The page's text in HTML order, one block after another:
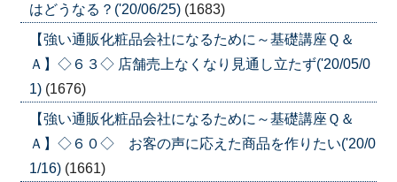
はどうなる？('20/06/25) (1683)
【強い通販化粧品会社になるために～基礎講座Ｑ＆
Ａ】◇６３◇ 店舗売上なくなり見通し立たず('20/05/0
1) (1676)
【強い通販化粧品会社になるために～基礎講座Ｑ＆
Ａ】◇６０◇ お客の声に応えた商品を作りたい('20/0
1/16) (1661)